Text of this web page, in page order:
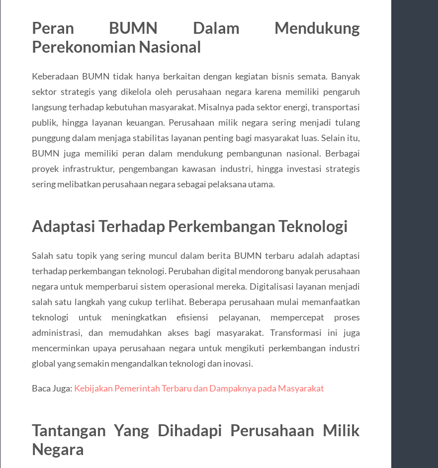
Peran BUMN Dalam Mendukung
Perekonomian Nasional
Keberadaan BUMN tidak hanya berkaitan dengan kegiatan bisnis semata. Banyak
sektor strategis yang dikelola oleh perusahaan negara karena memiliki pengaruh
langsung terhadap kebutuhan masyarakat. Misalnya pada sektor energi, transportasi
publik, hingga layanan keuangan. Perusahaan milik negara sering menjadi tulang
punggung dalam menjaga stabilitas layanan penting bagi masyarakat luas. Selain itu,
BUMN juga memiliki peran dalam mendukung pembangunan nasional. Berbagai
proyek infrastruktur, pengembangan kawasan industri, hingga investasi strategis
sering melibatkan perusahaan negara sebagai pelaksana utama.
Adaptasi Terhadap Perkembangan Teknologi
Salah satu topik yang sering muncul dalam berita BUMN terbaru adalah adaptasi
terhadap perkembangan teknologi. Perubahan digital mendorong banyak perusahaan
negara untuk memperbarui sistem operasional mereka. Digitalisasi layanan menjadi
salah satu langkah yang cukup terlihat. Beberapa perusahaan mulai memanfaatkan
teknologi untuk meningkatkan efisiensi pelayanan, mempercepat proses
administrasi, dan memudahkan akses bagi masyarakat. Transformasi ini juga
mencerminkan upaya perusahaan negara untuk mengikuti perkembangan industri
global yang semakin mengandalkan teknologi dan inovasi.
Baca Juga: Kebijakan Pemerintah Terbaru dan Dampaknya pada Masyarakat
Tantangan Yang Dihadapi Perusahaan Milik
Negara